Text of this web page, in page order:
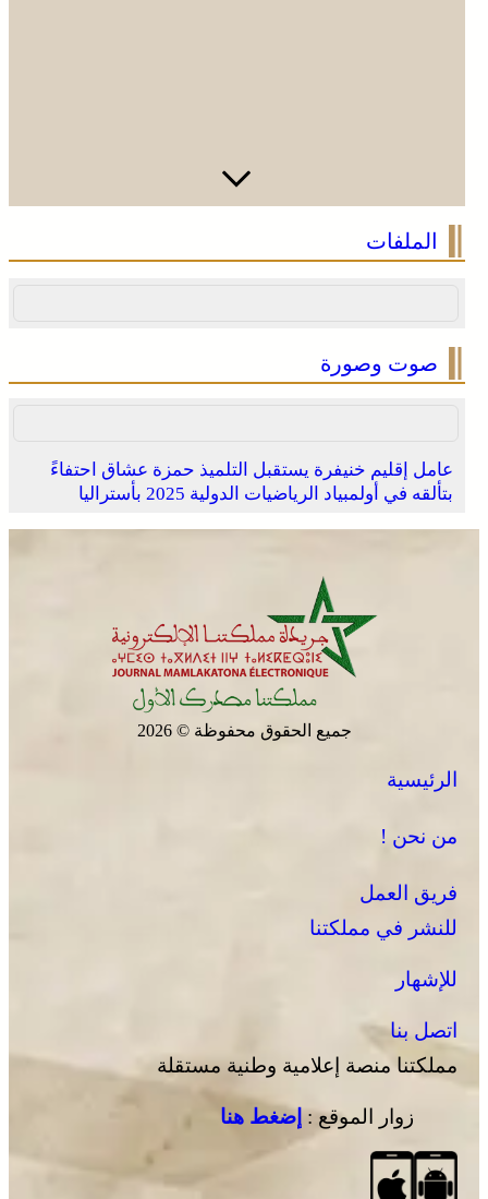
الملفات
صوت وصورة
عامل إقليم خنيفرة يستقبل التلميذ حمزة عشاق احتفاءً
بتألقه في أولمبياد الرياضيات الدولية 2025 بأستراليا
جميع الحقوق محفوظة © 2026
الرئيسية
من نحن !
فريق العمل
للنشر في مملكتنا
للإشهار
اتصل بنا
مملكتنا منصة إعلامية وطنية مستقلة
زوار الموقع : إضغط هنا